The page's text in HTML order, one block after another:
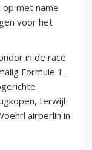
met name
voor het
in de race
Formule 1-
terwijl
airberlin in